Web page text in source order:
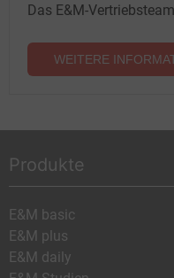
Das E&M-
WEITERE
Produkte
E&M basic
E&M plus
E&M daily